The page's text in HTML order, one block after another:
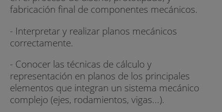
fabricación final de componentes mecánicos.
- Interpretar y realizar planos mecánicos
correctamente.
- Conocer las técnicas de cálculo y
representación en planos de los principales
elementos que integran un sistema mecánico
complejo (ejes, rodamientos, vigas...).